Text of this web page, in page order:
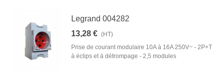
Legrand 004282
13,28 € (HT)
Prise de courant modulaire 10A à 16A 250V~ - 2P+T
à éclips et à détrompage - 2,5 modules